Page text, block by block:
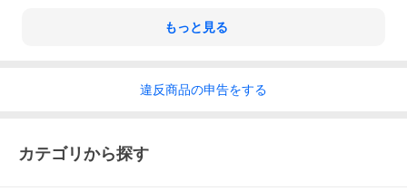
もっと見る
違反商品の申告をする
カテゴリから探す